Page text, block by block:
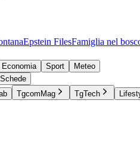
Epstein FilesFamiglia nel
Economia Sport
Meteo
Schede
TgcomMag TgTech